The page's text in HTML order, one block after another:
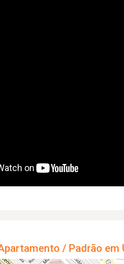
/ Padrão em